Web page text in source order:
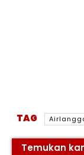
TAG
Temukan